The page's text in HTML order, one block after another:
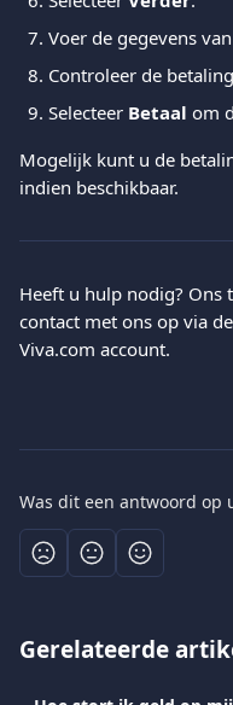
Voer de gegevens
Controleer de
Selecteer Betaal om
Mogelijk kunt u de
indien beschikbaar.​
Heeft u hulp nodig? Ons
contact met ons op via
Viva.com account.
Was dit een antwoord op
Gerelateerde